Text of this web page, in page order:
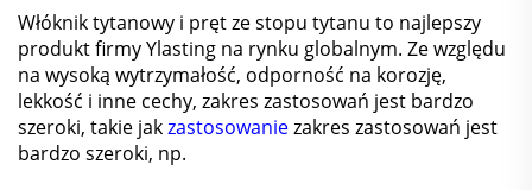
Włóknik tytanowy i pręt ze stopu tytanu to najlepszy
produkt firmy Ylasting na rynku globalnym. Ze względu
na wysoką wytrzymałość, odporność na korozję,
lekkość i inne cechy, zakres zastosowań jest bardzo
szeroki, takie jakzastosowaniezakres zastosowań jest
bardzo szeroki, np.